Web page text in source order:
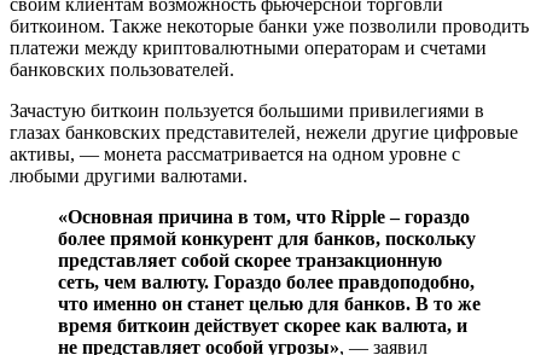
своим клиентам возможность фьючерсной торговли
биткоином. Также некоторые банки уже позволили проводить
платежи между криптовалютными операторам и счетами
банковских пользователей.
Зачастую биткоин пользуется большими привилегиями в
глазах банковских представителей, нежели другие цифровые
активы, — монета рассматривается на одном уровне с
любыми другими валютами.
«Основная причина в том, что Ripple – гораздо
более прямой конкурент для банков, поскольку
представляет собой скорее транзакционную
сеть, чем валюту. Гораздо более правдоподобно,
что именно он станет целью для банков. В то же
время биткоин действует скорее как валюта, и
не представляет особой угрозы», — заявил